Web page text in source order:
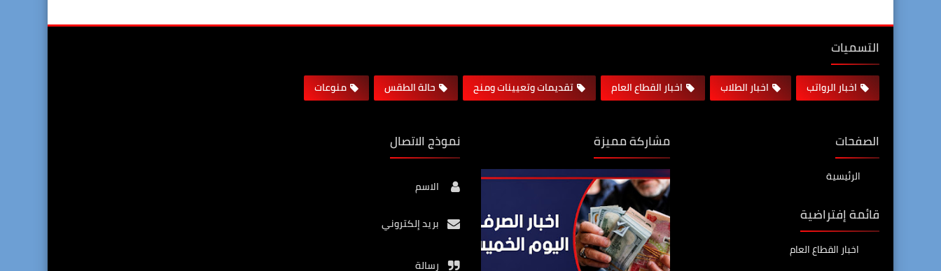
التسميات
اخبار الرواتب اخبار الطلاب اخبار القطاع العام تقديمات وتعيينات ومنح حالة الطقس منوعات
الصفحات
الرئيسية
قائمة إفتراضية
اخبار القطاع العام
مشاركة مميزة نموذج الاتصال
الاسم
بريد إلكتروني
رسالة